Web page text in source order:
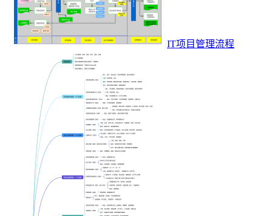
IT项目管理流程